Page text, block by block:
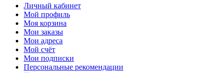
Личный кабинет
Мой профиль
Моя корзина
Мои заказы
Мои адреса
Мой счёт
Мои подписки
Персональные рекомендации